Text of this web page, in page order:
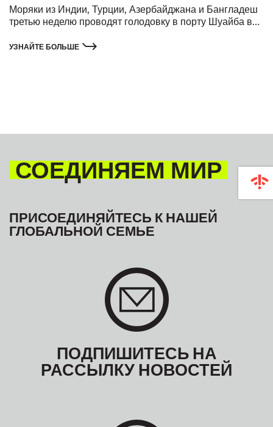
Моряки из Индии, Турции, Азербайджана и Бангладеш
третью неделю проводят голодовку в порту Шуайба в
УЗНАЙТЕ БОЛЬШЕ
СОЕДИНЯЕМ МИР
ПРИСОЕДИНЯЙТЕСЬ К НАШЕЙ
ГЛОБАЛЬНОЙ СЕМЬЕ
ПОДПИШИТЕСЬ НА
РАССЫЛКУ НОВОСТЕЙ